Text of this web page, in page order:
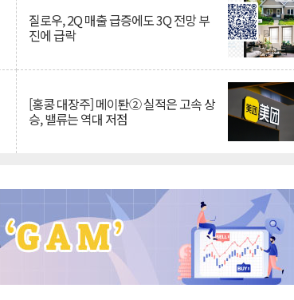
질로우, 2Q 매출 급증에도 3Q 전망 부
진에 급락
[홍콩 대장주] 메이퇀② 실적은 고속 상
승, 밸류는 역대 저점